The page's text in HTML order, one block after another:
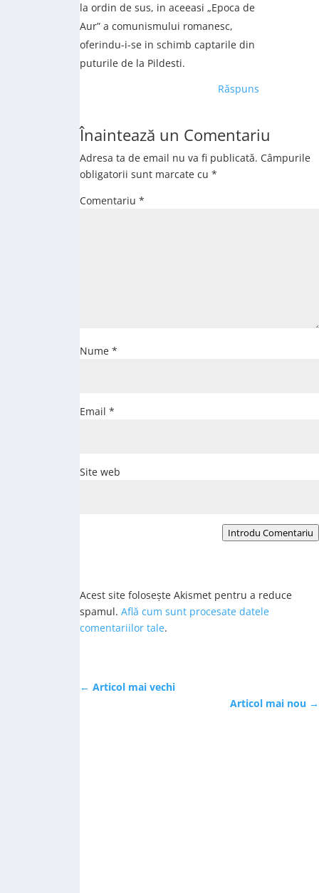
la ordin de sus, in aceeasi „Epoca de
Aur” a comunismului romanesc,
oferindu-i-se in schimb captarile din
puturile de la Pildesti.
Răspuns
Înaintează un Comentariu
Adresa ta de email nu va fi publicată. Câmpurile
obligatorii sunt marcate cu *
Comentariu *
Nume *
Email *
Site web
Introdu Comentariu
Acest site folosește Akismet pentru a reduce
spamul. Află cum sunt procesate datele
comentariilor tale.
← Articol mai vechi
Articol mai nou →